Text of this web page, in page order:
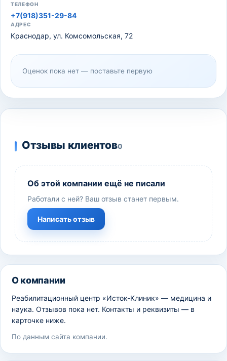
ТЕЛЕФОН
+7(918)351-29-84
АДРЕС
Краснодар, ул. Комсомольская, 72
Оценок пока нет — поставьте первую
Отзывы клиентов0
Об этой компании ещё не писали
Работали с ней? Ваш отзыв станет первым.
Написать отзыв
О компании
Реабилитационный центр «Исток-Клиник» — медицина и
наука. Отзывов пока нет. Контакты и реквизиты — в
карточке ниже.
По данным сайта компании.